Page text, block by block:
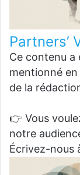
Partners’
Ce contenu
mentionné
de la
👉 Vous
notre
Écrivez-nous